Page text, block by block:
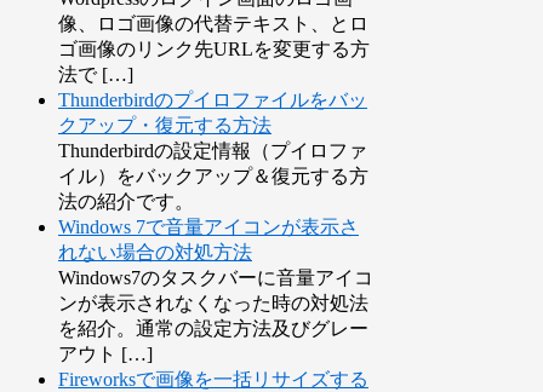
像、ロゴ画像の代替テキスト、とロ
ゴ画像のリンク先URLを変更する方
法で […]
Thunderbirdのプイロファイルをバッ
クアップ・復元する方法
Thunderbirdの設定情報（プイロファ
イル）をバックアップ＆復元する方
法の紹介です。
Windows 7で音量アイコンが表示さ
れない場合の対処方法
Windows7のタスクバーに音量アイコ
ンが表示されなくなった時の対処法
を紹介。通常の設定方法及びグレー
アウト […]
Fireworksで画像を一括リサイズする